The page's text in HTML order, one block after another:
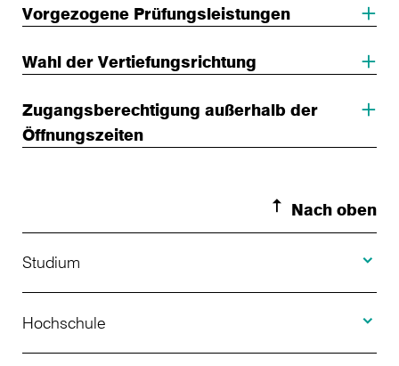
Vorgezogene Prüfungsleistungen
Wahl der Vertiefungsrichtung
Zugangsberechtigung außerhalb der
Öffnungszeiten
Nach oben
Studium
Studienangebot
Hochschule